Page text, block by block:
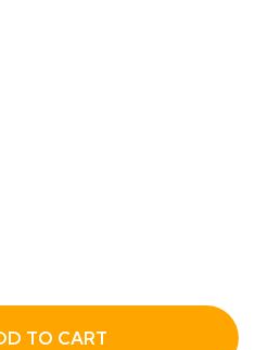
TO CART